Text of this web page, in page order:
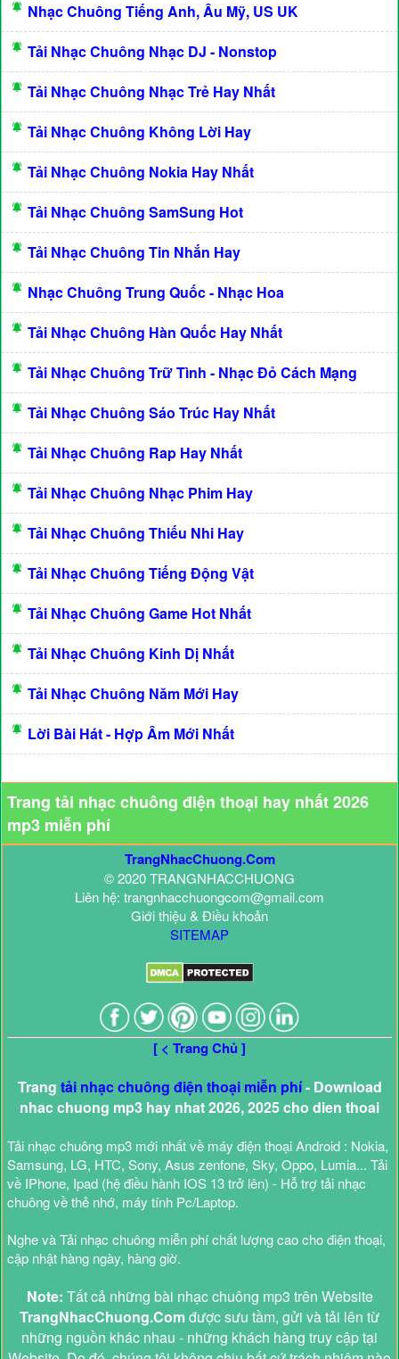
Nhạc Chuông Tiếng Anh, Âu Mỹ, US UK
Tải Nhạc Chuông Nhạc DJ - Nonstop
Tải Nhạc Chuông Nhạc Trẻ Hay Nhất
Tải Nhạc Chuông Không Lời Hay
Tải Nhạc Chuông Nokia Hay Nhất
Tải Nhạc Chuông SamSung Hot
Tải Nhạc Chuông Tin Nhắn Hay
Nhạc Chuông Trung Quốc - Nhạc Hoa
Tải Nhạc Chuông Hàn Quốc Hay Nhất
Tải Nhạc Chuông Trữ Tình - Nhạc Đỏ Cách Mạng
Tải Nhạc Chuông Sáo Trúc Hay Nhất
Tải Nhạc Chuông Rap Hay Nhất
Tải Nhạc Chuông Nhạc Phim Hay
Tải Nhạc Chuông Thiếu Nhi Hay
Tải Nhạc Chuông Tiếng Động Vật
Tải Nhạc Chuông Game Hot Nhất
Tải Nhạc Chuông Kinh Dị Nhất
Tải Nhạc Chuông Năm Mới Hay
Lời Bài Hát - Hợp Âm Mới Nhất
Trang tải nhạc chuông điện thoại hay nhất 2026
mp3 miễn phí
TrangNhacChuong.Com
© 2020 TRANGNHACCHUONG
Liên hệ: trangnhacchuongcom@gmail.com
Giới thiệu & Điều khoản
SITEMAP
[ < Trang Chủ ]
Trang tải nhạc chuông điện thoại miễn phí- Download
nhac chuong mp3 hay nhat 2026, 2025 cho dien thoai
Tải nhạc chuông mp3 mới nhất về máy điện thoại Android : Nokia,
Samsung, LG, HTC, Sony, Asus zenfone, Sky, Oppo, Lumia... Tải
về IPhone, Ipad (hệ điều hành IOS 13 trở lên) - Hỗ trợ tải nhạc
chuông về thẻ nhớ, máy tính Pc/Laptop.
Nghe và Tải nhạc chuông miễn phí chất lượng cao cho điện thoại,
cập nhật hàng ngày, hàng giờ.
Note: Tất cả những bài nhạc chuông mp3 trên Website
TrangNhacChuong.Comđược sưu tầm, gửi và tải lên từ
những nguồn khác nhau - những khách hàng truy cập tại